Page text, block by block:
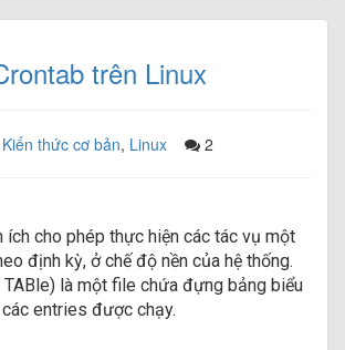
trên Linux
Kiến thức cơ bản, Linux 2
ích cho phép thực hiện các tác vụ một
định kỳ, ở chế độ nền của hệ thống.
TABle) là một file chứa đựng bảng biểu
entries được chạy.